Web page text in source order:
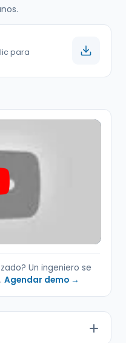
para
Un ingeniero se
Agendar demo →